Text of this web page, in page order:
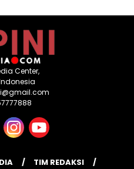
Center,
TIM REDAKSI